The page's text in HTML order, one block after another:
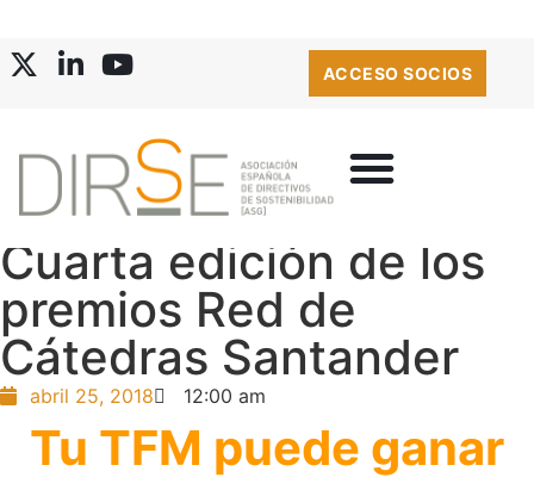
ACCESO SOCIOS
Cuarta edición de los
premios Red de
Cátedras Santander
abril 25, 2018 12:00 am
Tu TFM puede ganar